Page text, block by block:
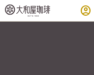
account_circle